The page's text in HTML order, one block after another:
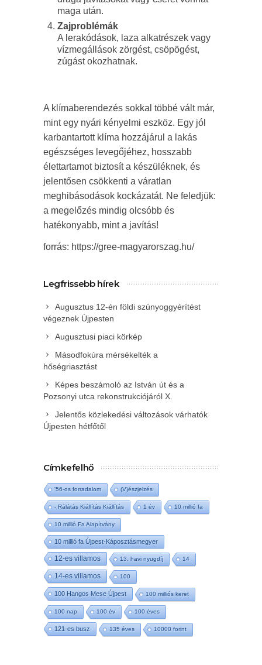
maga után.
Zajproblémák
A lerakódások, laza alkatrészek vagy
vízmegállások zörgést, csöpögést,
zúgást okozhatnak.
A klímaberendezés sokkal többé vált már,
mint egy nyári kényelmi eszköz. Egy jól
karbantartott klíma hozzájárul a lakás
egészséges levegőjéhez, hosszabb
élettartamot biztosít a készüléknek, és
jelentősen csökkenti a váratlan
meghibásodások kockázatát. Ne feledjük:
a megelőzés mindig olcsóbb és
hatékonyabb, mint a javítás!
forrás: https://gree-magyarorszag.hu/
Legfrissebb hírek
Augusztus 12-én földi szúnyoggyérítést
végeznek Újpesten
Augusztusi piaci körkép
Másodfokúra mérsékelték a
hőségriasztást
Képes beszámoló az István út és a
Pozsonyi utca rekonstrukciójáról X.
Jelentős közlekedési változások várhatók
Újpesten hétfőtől
Címkefelhő
'56-os forradalom (V)észjelzés
- Rálátás Kiállítás Kiállítás 1 év 10 millió fa
10 millió Fa Alapítvány
10 millió fa Újpest-Káposztásmegyer
12-es villamos 13. havi nyugdíj 14
14-es villamos 100
100 Hangos Mese Újpest 100 milliós keret
100 nap 100 év 100 éves
121-es busz 135 éves 10000 forint